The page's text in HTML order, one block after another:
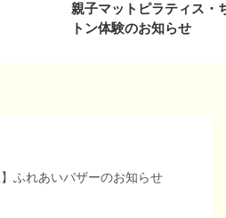
親子マットピラティス・
トン体験のお知らせ
】ふれあいバザーのお知らせ